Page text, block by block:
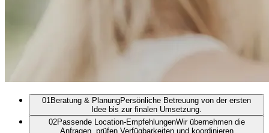
01 Beratung & PlanungPersönliche Betreuung von der ersten
Idee bis zur finalen Umsetzung.
02Passende Location-EmpfehlungenWir übernehmen die
Anfragen, prüfen Verfügbarkeiten und koordinieren